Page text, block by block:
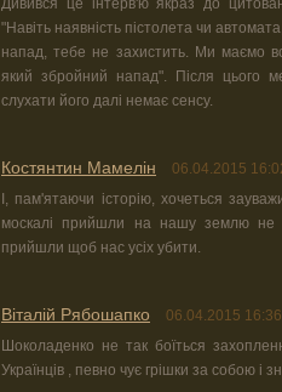
Дивився це інтерв'ю якраз до
"Навіть наявність пістолета чи
напад, тебе не захистить. Ми маємо
який збройний напад". Після цього
слухати його далі немає сенсу.
Костянтин Мамелін 06.04.2015
І, пам'ятаючи історію, хочеться
москалі прийшли на нашу землю не
прийшли щоб нас усіх убити.
Віталій Рябошапко 06.04.2015 16:36
Шоколаденко не так боїться
Українців , певно чує грішки за собою і